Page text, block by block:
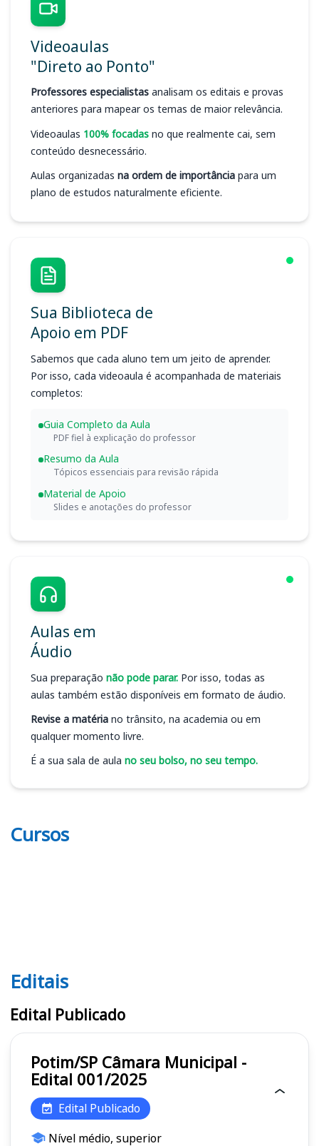
Videoaulas
"Direto ao Ponto"
Professores especialistas analisam os editais e provas
anteriores para mapear os temas de maior relevância.
Videoaulas 100% focadas no que realmente cai, sem
conteúdo desnecessário.
Aulas organizadas na ordem de importância para um
plano de estudos naturalmente eficiente.
Sua Biblioteca de
Apoio em PDF
Sabemos que cada aluno tem um jeito de aprender.
Por isso, cada videoaula é acompanhada de materiais
completos:
Guia Completo da Aula
PDF fiel à explicação do professor
Resumo da Aula
Tópicos essenciais para revisão rápida
Material de Apoio
Slides e anotações do professor
Aulas em
Áudio
Sua preparação não pode parar. Por isso, todas as
aulas também estão disponíveis em formato de áudio.
Revise a matéria no trânsito, na academia ou em
qualquer momento livre.
É a sua sala de aula no seu bolso, no seu tempo.
Cursos
Editais
Editais
Edital Publicado
Potim/SP Câmara Municipal -
Edital 001/2025
Edital Publicado
Nível médio, superior